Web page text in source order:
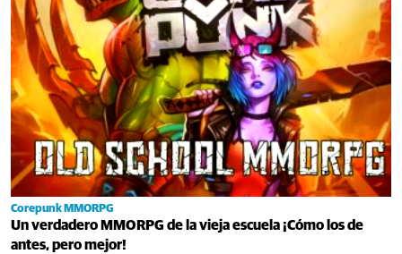
Corepunk MMORPG
Un verdadero MMORPG de la vieja escuela ¡Cómo los de
antes, pero mejor!